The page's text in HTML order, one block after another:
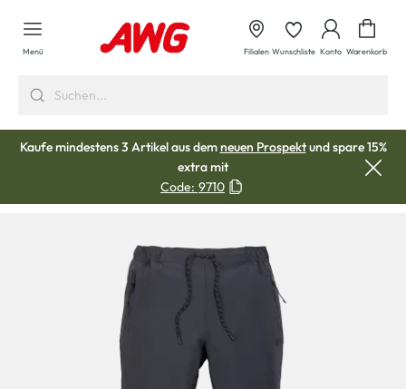
springen
Menü Filialen Wunschliste Konto Warenkorb
Kaufe mindestens 3 Artikel aus demneuen Prospektund spare 15%
extra mit
Code: 9710